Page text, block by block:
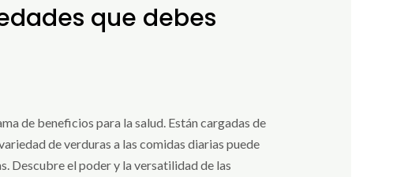
que debes
de beneficios para la salud. Están cargadas de
de verduras a las comidas diarias puede
Descubre el poder y la versatilidad de las